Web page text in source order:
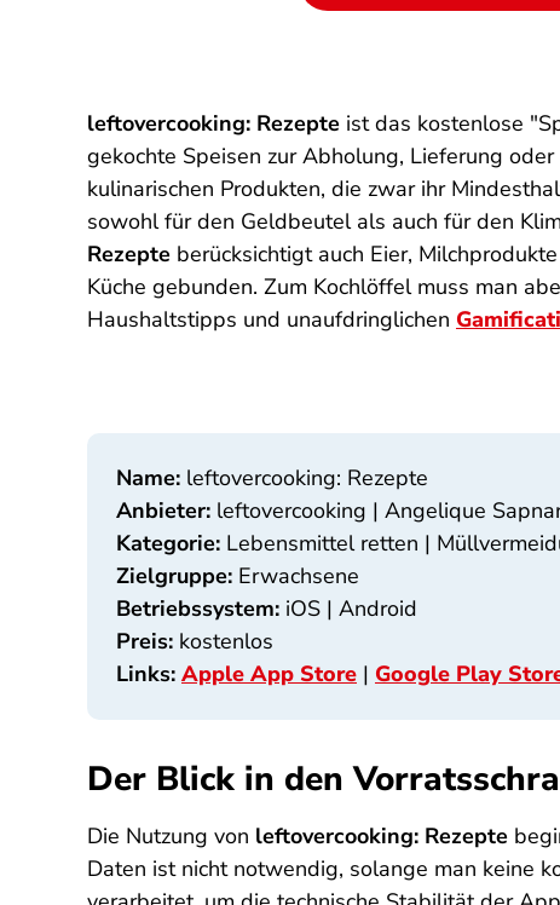
leftovercooking: Rezepte ist das kostenlose
gekochte Speisen zur Abholung, Lieferung
kulinarischen Produkten, die zwar ihr
sowohl für den Geldbeutel als auch für den
Rezepte berücksichtigt auch Eier,
Küche gebunden. Zum Kochlöffel muss man
Haushaltstipps und unaufdringlichen
Name: leftovercooking: Rezepte
Anbieter: leftovercooking | Angelique
Kategorie: Lebensmittel retten |
Zielgruppe: Erwachsene
Betriebssystem: iOS | Android
Preis: kostenlos
Links: Apple App Store | Google Play
Der Blick in den
Die Nutzung von leftovercooking: Rezepte
Daten ist nicht notwendig, solange man keine